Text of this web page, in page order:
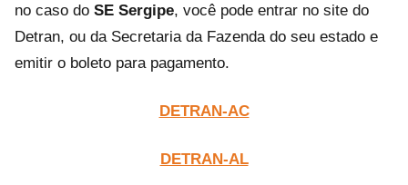
no caso do SE Sergipe, você pode entrar no site do
Detran, ou da Secretaria da Fazenda do seu estado e
emitir o boleto para pagamento.
DETRAN-AC
DETRAN-AL